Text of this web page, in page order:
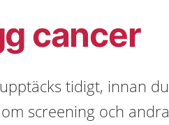
cancer
tidigt, innan du
screening och andra